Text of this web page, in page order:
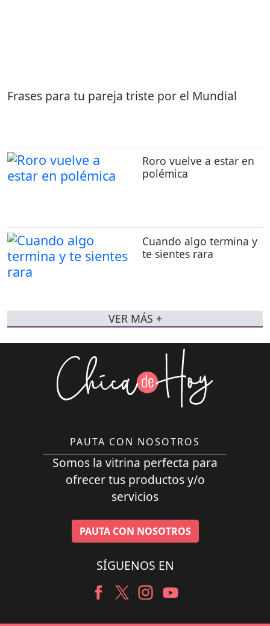
Frases para tu pareja triste por el Mundial
Roro vuelve a estar en
polémica
Cuando algo termina y
te sientes rara
VER MÁS +
PAUTA CON NOSOTROS
Somos la vitrina perfecta para
ofrecer tus productos y/o
servicios
PAUTA CON NOSOTROS
SÍGUENOS EN